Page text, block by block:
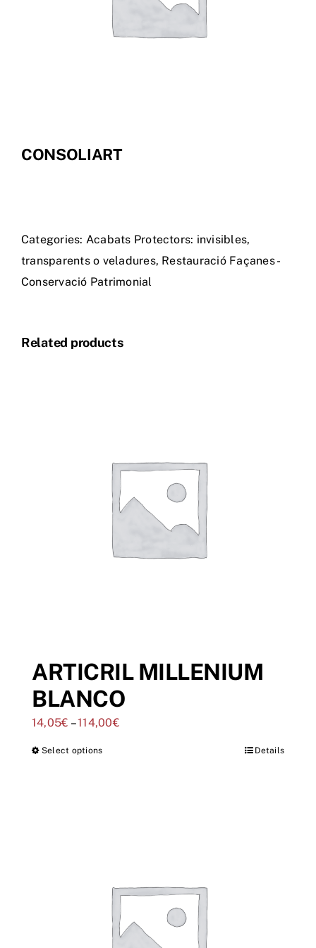
CONSOLIART
Categories: Acabats Protectors: invisibles,
transparents o veladures, Restauració Façanes -
Conservació Patrimonial
Related products
ARTICRIL MILLENIUM
BLANCO
14,05€ –114,00€
Select options Details